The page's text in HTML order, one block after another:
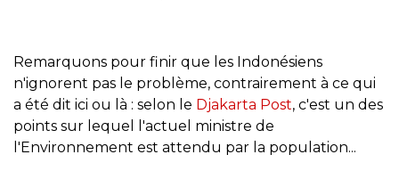
Remarquons pour finir que les Indonésiens
n'ignorent pas le problème, contrairement à ce qui
a été dit ici ou là : selon le Djakarta Post, c'est un des
points sur lequel l'actuel ministre de
l'Environnement est attendu par la population...